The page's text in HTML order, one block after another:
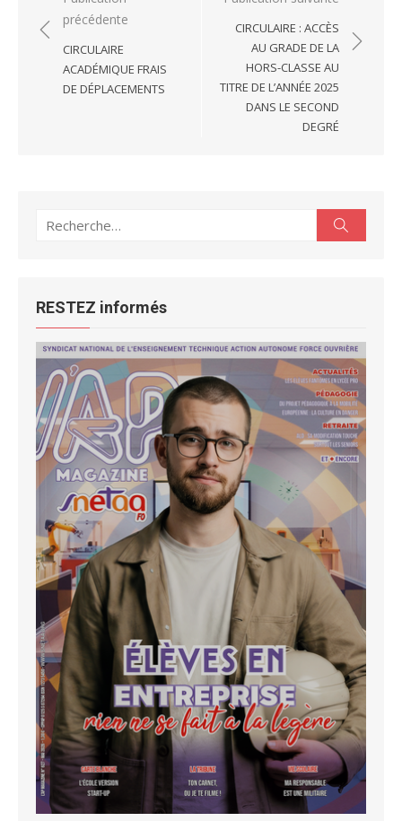
de
l’article
précédente
CIRCULAIRE
ACADÉMIQUE FRAIS
DE DÉPLACEMENTS
CIRCULAIRE : ACCÈS
AU GRADE DE LA
HORS-CLASSE AU
TITRE DE L’ANNÉE 2025
DANS LE SECOND
DEGRÉ
Recherche
RESTEZ informés